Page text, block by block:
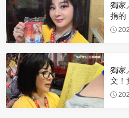
獨家
捐的
蹟
獨家
文！
布忍